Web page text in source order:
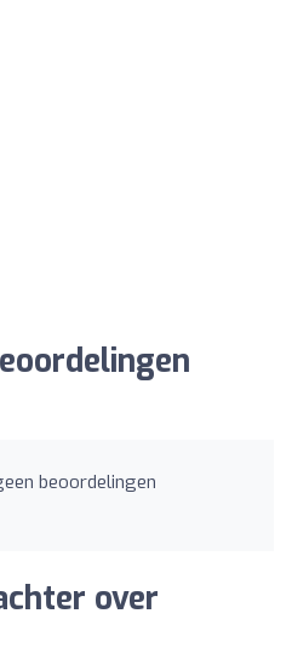
beoordelingen
over